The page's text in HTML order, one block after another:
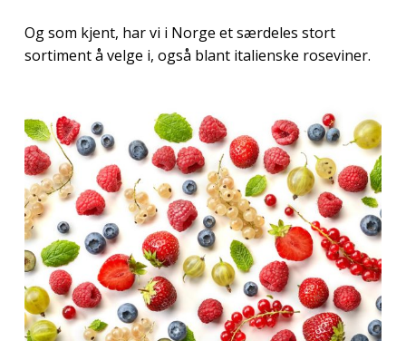
Og som kjent, har vi i Norge et særdeles stort
sortiment å velge i, også blant italienske roseviner.